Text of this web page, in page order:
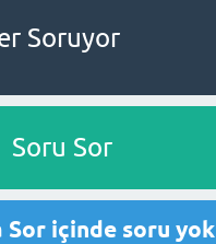
Soruyor
Soru Sor
Sor içinde soru yok